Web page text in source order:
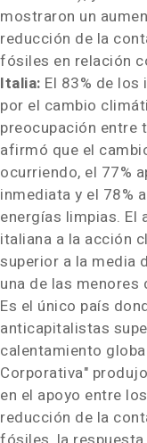
mostraron un
reducción de la
fósiles en relación
Italia: El 83% de
por el cambio
preocupación entre
afirmó que el
ocurriendo, el 77%
inmediata y el 78%
energías limpias. El
italiana a la acción
superior a la media
una de las
Es el único país
anticapitalistas
calentamiento
Corporativa"
en el apoyo entre
reducción de la